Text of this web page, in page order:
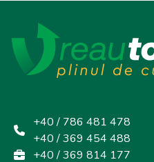
+40 / 786 481 478
+40 / 369 454 488
+40 / 369 814 177